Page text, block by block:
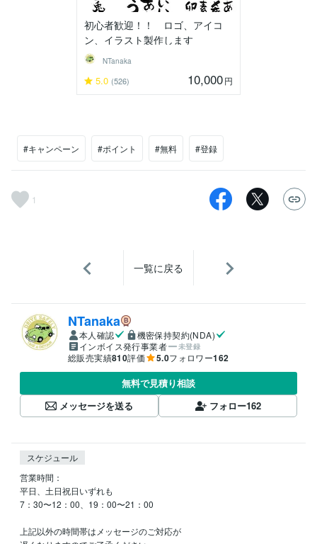
初心者歓迎！！ ロゴ、アイコ
ン、イラスト製作します
NTanaka
5.0 (526) 10,000円
#キャンペーン #ポイント #無料 #登録
1
一覧に戻る
NTanaka
本人確認
機密保持契約(NDA)
インボイス発行事業者
未登録
総販売実績810評価 5.0フォロワー162
無料で見積り相談
メッセージを送る
フォロー162
スケジュール
営業時間：
平日、土日祝日いずれも
7：30〜12：00、19：00〜21：00
上記以外の時間帯はメッセージのご対応が